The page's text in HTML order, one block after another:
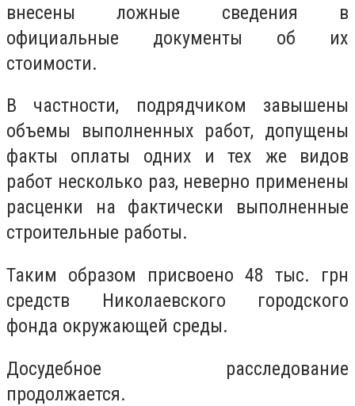
внесены ложные сведения в
официальные документы об их
стоимости.
В частности, подрядчиком завышены
объемы выполненных работ, допущены
факты оплаты одних и тех же видов
работ несколько раз, неверно применены
расценки на фактически выполненные
строительные работы.
Таким образом присвоено 48 тыс. грн
средств Николаевского городского
фонда окружающей среды.
Досудебное расследование
продолжается.